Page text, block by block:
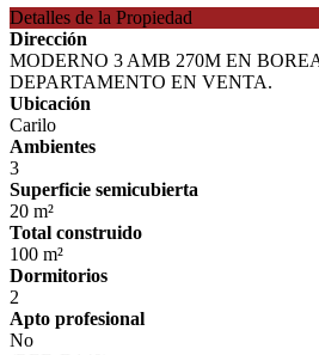
Detalles de la Propiedad
Dirección
MODERNO 3 AMB 270M EN
DEPARTAMENTO EN VENTA.
Ubicación
Carilo
Ambientes
3
Superficie semicubierta
20 m²
Total construido
100 m²
Dormitorios
2
Apto profesional
No